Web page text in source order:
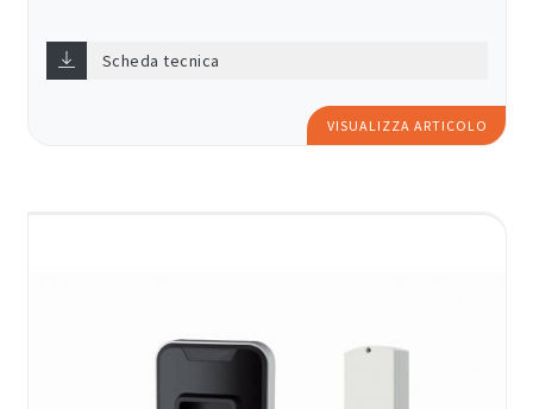
Scheda tecnica
VISUALIZZA ARTICOLO